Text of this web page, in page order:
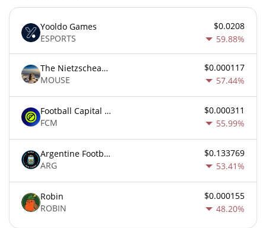
Yooldo Games
ESPORTS
$0.0208
59.88%
The Nietzschean Mouse
MOUSE
$0.000117
57.44%
Football Capital Markets
FCM
$0.000311
55.99%
Argentine Football Association Fan Token
ARG
$0.133769
53.41%
Robin
ROBIN
$0.000155
48.20%